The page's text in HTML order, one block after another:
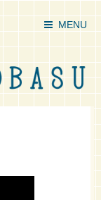
MENU